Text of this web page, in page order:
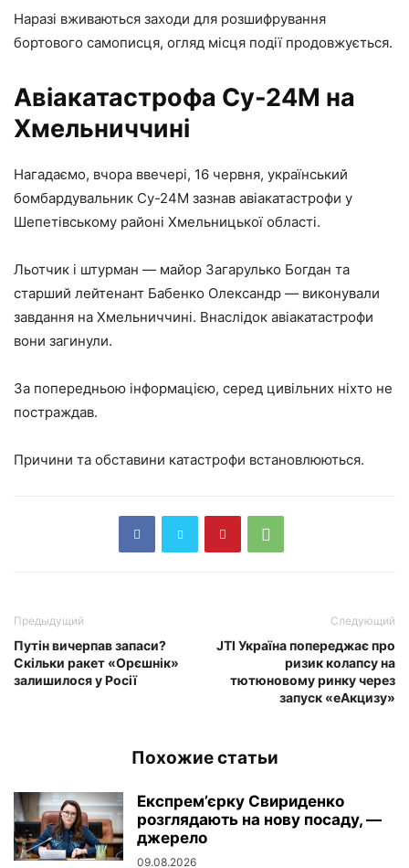
Наразі вживаються заходи для розшифрування
бортового самописця, огляд місця події продовжується.
Авіакатастрофа Су-24М на
Хмельниччині
Нагадаємо, вчора ввечері, 16 червня, український
бомбардувальник Су-24М зазнав авіакатастрофи у
Шепетівському районі Хмельницької області.
Льотчик і штурман — майор Загарулько Богдан та
старший лейтенант Бабенко Олександр — виконували
завдання на Хмельниччині. Внаслідок авіакатастрофи
вони загинули.
За попередньою інформацією, серед цивільних ніхто не
постраждав.
Причини та обставини катастрофи встановлюються.
Предыдущий
Путін вичерпав запаси?
Скільки ракет «Орєшнік»
залишилося у Росії
Следующий
JTI Україна попереджає про
ризик колапсу на
тютюновому ринку через
запуск «еАкцизу»
Похожие статьи
Експрем’єрку Свириденко
розглядають на нову посаду, —
джерело
09.08.2026